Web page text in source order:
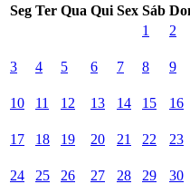
Seg Ter Qua Qui Sex Sáb
1
2
3 4 5 6 7 8 9
10 11 12 13 14 15 16
17 18 19 20 21 22 23
24 25 26 27 28 29 30